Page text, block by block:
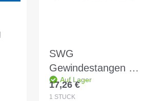
SWG
Gewindestangen vz
2mtr M12 - 1 Stück
Auf Lager
Regulärer Preis:
17,26 €
1 STÜCK